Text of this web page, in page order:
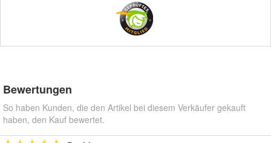
Bewertungen
So haben Kunden, die den Artikel bei diesem Verkäufer gekauft
haben, den Kauf bewertet.